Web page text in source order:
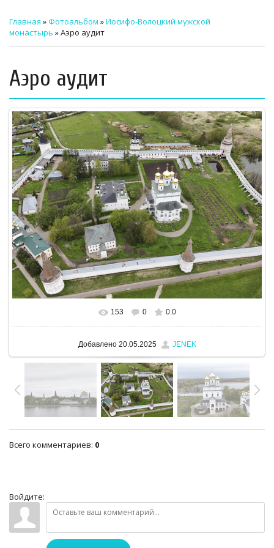
СТРОИТЕЛЬНЫЙ КОНТРОЛЬ
НОРМАТИВНЫЕ ДОКУМЕНТЫ
О НАС
ПРЕССА
РЕЕСТРЫ
Главная »Фотоальбом »Иосифо-Волоцкий мужской
монастырь » Аэро аудит
Аэро аудит
В реальном размере 1280x960
153 0 0.0
Добавлено20.05.2025 JENEK
Всего комментариев: 0
Войдите: